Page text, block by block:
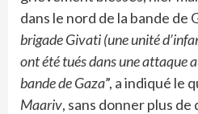
dans le nord de la bande de
brigade Givati ​​​​(une unité
ont été tués dans une attaque
bande de Gaza”, a indiqué le
Maariv, sans donner plus de